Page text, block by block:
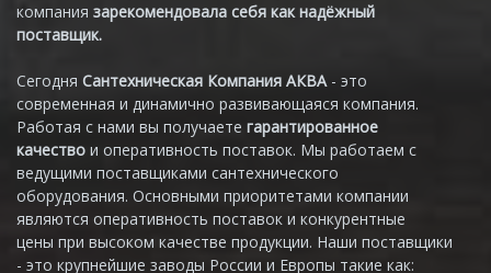
компания зарекомендовала себя как надёжный
поставщик.
Сегодня Сантехническая Компания АКВА - это
современная и динамично развивающаяся компания.
Работая с нами вы получаете гарантированное
качество и оперативность поставок. Мы работаем с
ведущими поставщиками сантехнического
оборудования. Основными приоритетами компании
являются оперативность поставок и конкурентные
цены при высоком качестве продукции. Наши поставщики
- это крупнейшие заводы России и Европы такие как: